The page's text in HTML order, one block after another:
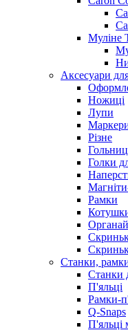
Муліне
Аксесуари
Ножиці
Лупи
Різне
Голки
Рамки
Станки,
Станки
П'яльці
Рамки-
Q-Snaps
П'яльці